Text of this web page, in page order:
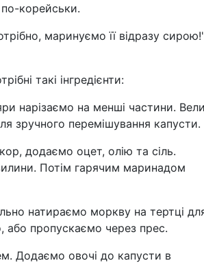
корейськи.
маринуємо її відразу
такі інгредієнти:
нарізаємо на менші частини.
зручного перемішування капусти.
додаємо оцет, олію та сіль.
Потім гарячим маринадом
натираємо моркву на тертці
або пропускаємо через прес.
Додаємо овочі до капусти в